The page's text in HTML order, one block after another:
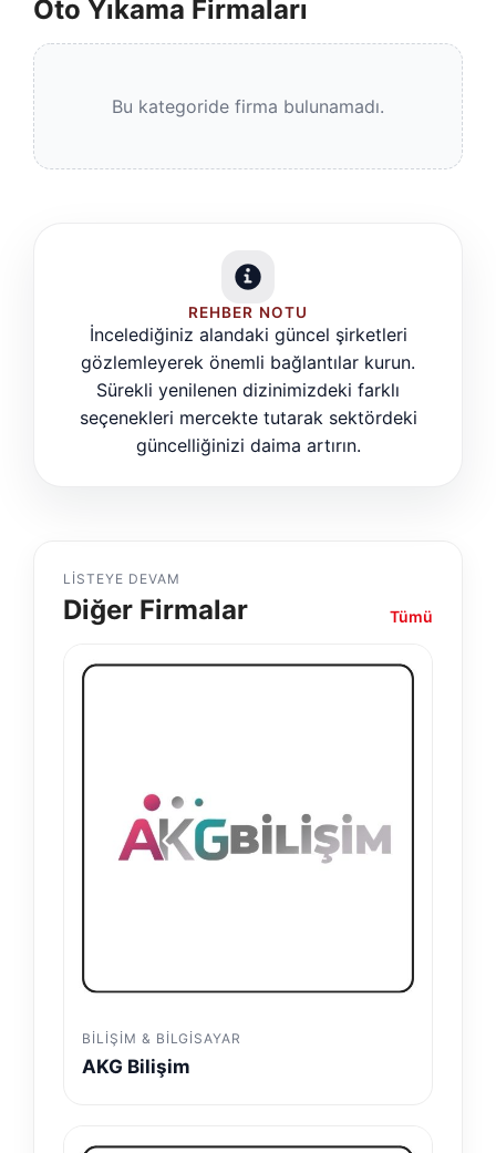
Oto Yıkama Firmaları
Bu kategoride firma bulunamadı.
REHBER NOTU
İncelediğiniz alandaki güncel şirketleri
gözlemleyerek önemli bağlantılar kurun.
Sürekli yenilenen dizinimizdeki farklı
seçenekleri mercekte tutarak sektördeki
güncelliğinizi daima artırın.
LISTEYE DEVAM
Diğer Firmalar Tümü
BILIŞIM & BILGISAYAR
AKG Bilişim